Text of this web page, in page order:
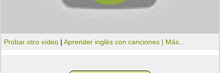
Probar otro vídeo |Aprender inglés con canciones | Más...